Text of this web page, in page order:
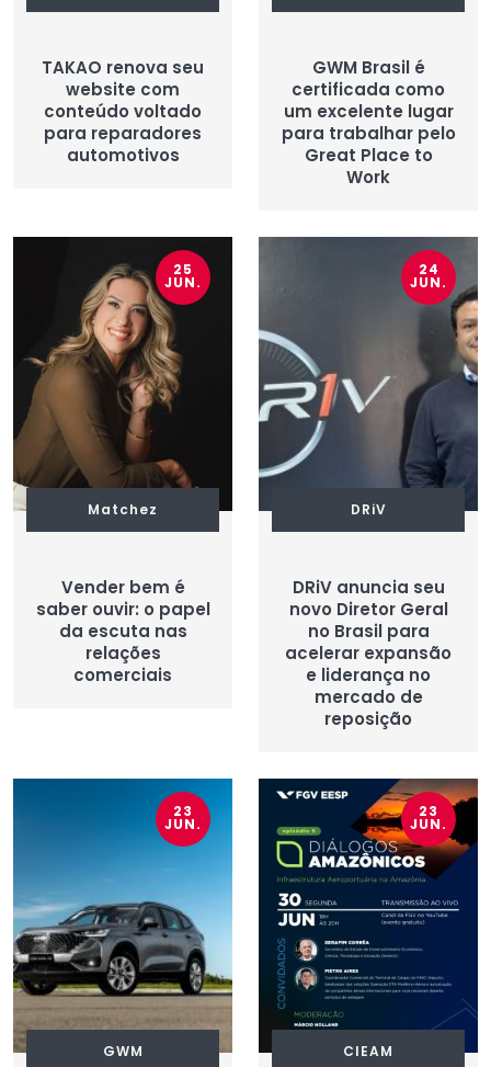
TAKAO renova seu
website com
conteúdo voltado
para reparadores
automotivos
GWM Brasil é
certificada como
um excelente lugar
para trabalhar pelo
Great Place to
Work
25
JUN.
Matchez
Vender bem é
saber ouvir: o papel
da escuta nas
relações
comerciais
24
JUN.
DRiV
DRiV anuncia seu
novo Diretor Geral
no Brasil para
acelerar expansão
e liderança no
mercado de
reposição
23
JUN.
GWM
23
JUN.
CIEAM